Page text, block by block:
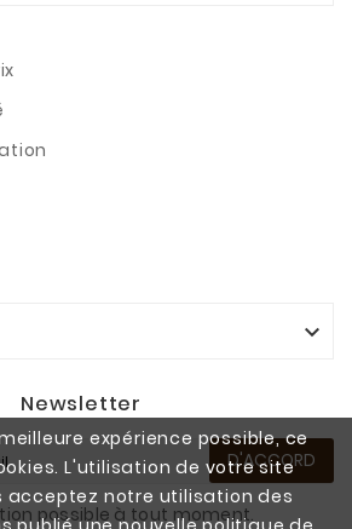
expérience possible, ce
L'utilisation de votre site
acceptez notre utilisation des

Newsletter
D'ACCORD
possible à tout moment.